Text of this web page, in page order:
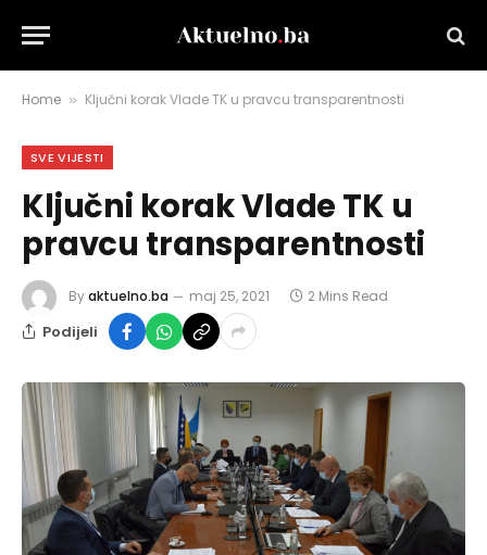
Home » Ključni korak Vlade TK u pravcu transparentnosti
SVE VIJESTI
Ključni korak Vlade TK u
pravcu transparentnosti
Byaktuelno.ba maj 25, 2021 2 Mins Read
Podijeli